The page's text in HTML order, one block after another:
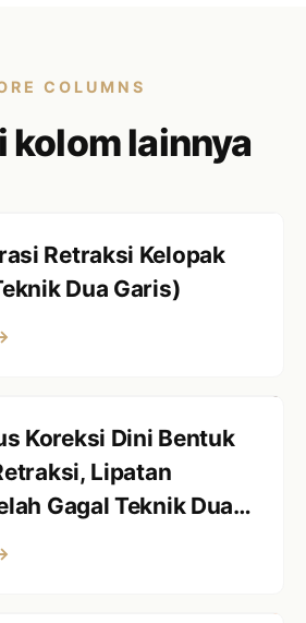
COLUMNS
kolom lainnya
Retraksi Kelopak
Dua Garis)
Koreksi Dini Bentuk
Lipatan
Gagal Teknik Dua